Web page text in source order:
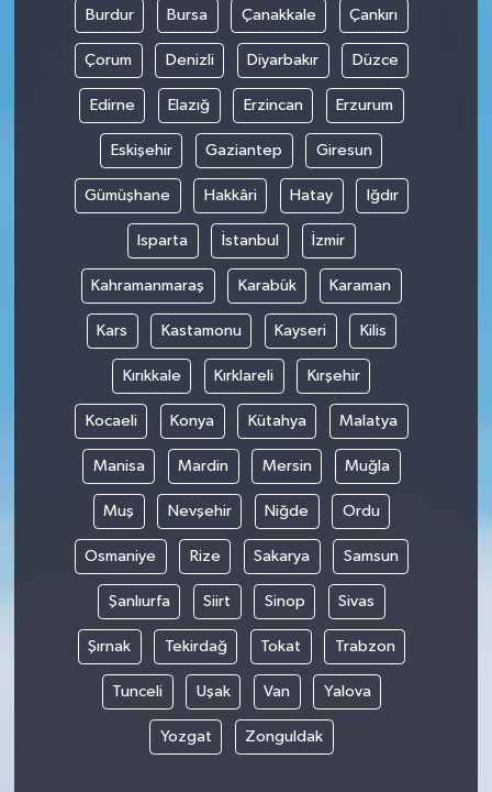
Burdur Bursa Çanakkale Çankırı
Çorum Denizli Diyarbakır Düzce
Edirne Elazığ Erzincan Erzurum
Eskişehir Gaziantep Giresun
Gümüşhane Hakkâri Hatay Iğdır
Isparta İstanbul İzmir
Kahramanmaraş Karabük Karaman
Kars Kastamonu Kayseri Kilis
Kırıkkale Kırklareli Kırşehir
Kocaeli Konya Kütahya Malatya
Manisa Mardin Mersin Muğla
Muş Nevşehir Niğde Ordu
Osmaniye Rize Sakarya Samsun
Şanlıurfa Siirt Sinop Sivas
Şırnak Tekirdağ Tokat Trabzon
Tunceli Uşak Van Yalova
Yozgat Zonguldak